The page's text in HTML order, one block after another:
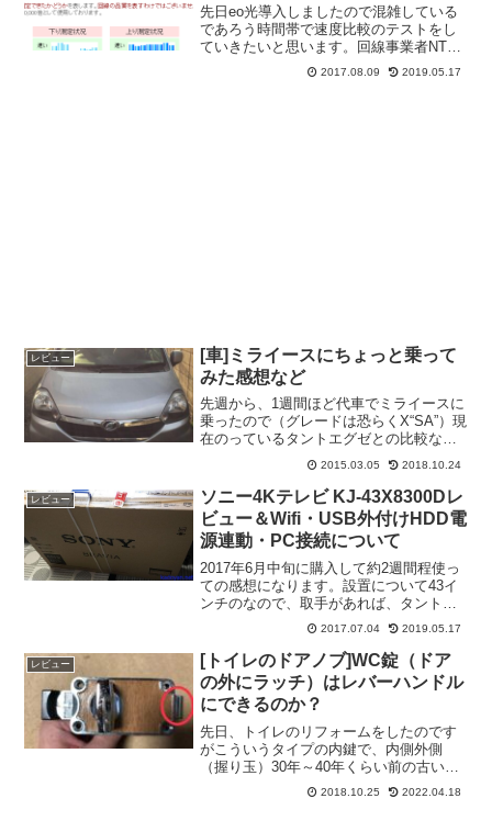
先日eo光導入しましたので混雑している
であろう時間帯で速度比較のテストをし
ていきたいと思います。回線事業者NTT
西日本ケイ・オプティコムプロバイダー
ASAHI-NET同上回線種類フレッツ光ネク
2017.08.09 2019.05.17
レビュー
[車]ミライースにちょっと乗って
みた感想など
先週から、1週間ほど代車でミライースに
乗ったので（グレードは恐らくX“SA”）現
在のっているタントエグゼとの比較な
ど・・・まず、驚いたのがエンジン音が
静かなこと。走行中もかなり静かです
が、エンジンを掛けるときの音が普通車
の様な音は少し驚きま...
2015.03.05 2018.10.24
レビュー
ソニー4Kテレビ KJ-43X8300Dレ
ビュー＆Wifi・USB外付けHDD電
源連動・PC接続について
2017年6月中旬に購入して約2週間程使っ
ての感想になります。設置について43イ
ンチのなので、取手があれば、タント系
の車なら後部座席に乗せることもでき、
階段の上り下り等もサクサクと行けま
す。1人でも、設置できますが出来れば2
人でやると楽です...
2017.07.04 2019.05.17
レビュー
[トイレのドアノブ]WC錠（ドア
の外にラッチ）はレバーハンドル
にできるのか？
先日、トイレのリフォームをしたのです
がこういうタイプの内鍵で、内側外側
（握り玉）30年～40年くらい前の古い家
ならほぼ標準で、付いているであろうラ
ッチ（赤丸）がドアの中に入っていな
2018.10.25 2022.04.18